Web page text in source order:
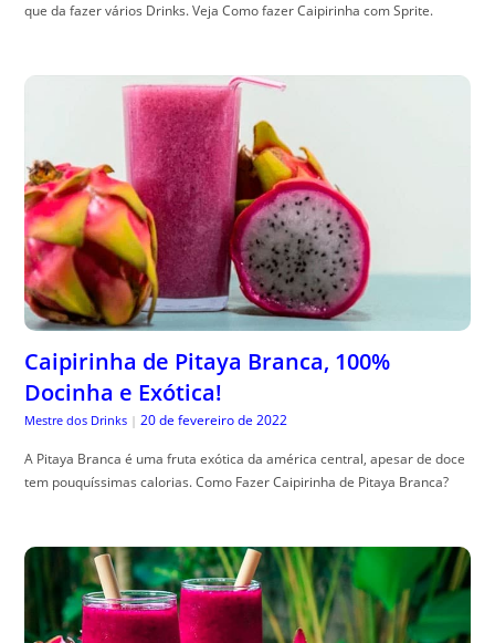
que da fazer vários Drinks. Veja Como fazer Caipirinha com Sprite.
Caipirinha de Pitaya Branca, 100%
Docinha e Exótica!
Mestre dos Drinks | 20 de fevereiro de 2022
A Pitaya Branca é uma fruta exótica da américa central, apesar de doce
tem pouquíssimas calorias. Como Fazer Caipirinha de Pitaya Branca?